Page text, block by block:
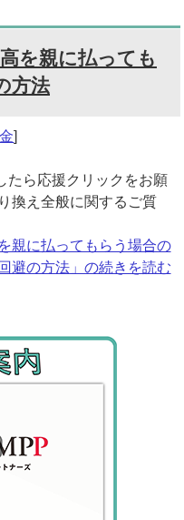
を親に払っても
方法
]
たら応援クリックをお願
換え全般に関するご質
親に払ってもらう場合の
避の方法」の続きを読む